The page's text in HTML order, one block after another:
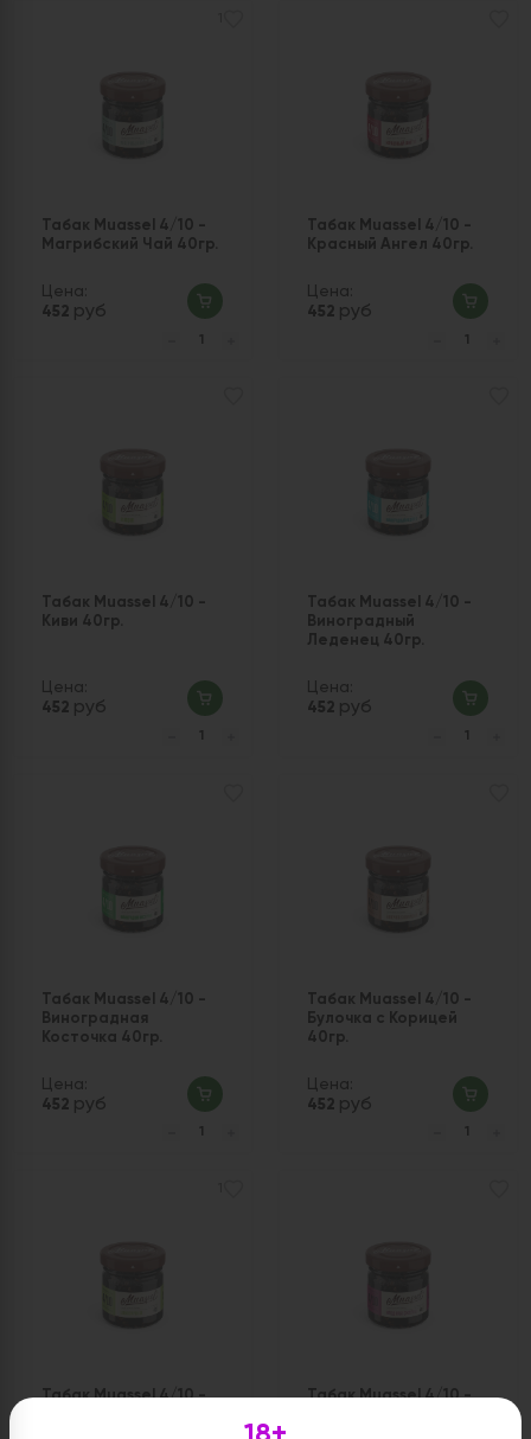
Табак Muassel 4/10 -
Магрибский Чай 40гр.
Цена:
452 руб
Табак Muassel 4/10 -
Красный Ангел 40гр.
Цена:
452 руб
Табак Muassel 4/10 -
Киви 40гр.
Цена:
452 руб
Табак Muassel 4/10 -
Виноградный
Леденец 40гр.
Цена:
452 руб
Табак Muassel 4/10 -
Виноградная
Косточка 40гр.
Цена:
452 руб
Табак Muassel 4/10 -
Булочка с Корицей
40гр.
Цена:
452 руб
Табак Muassel 4/10 -
Табак Muassel 4/10 -